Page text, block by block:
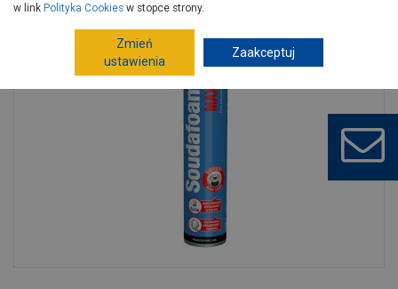
w link Polityka Cookies w stopce strony.
Zmień
ustawienia
Zaakceptuj